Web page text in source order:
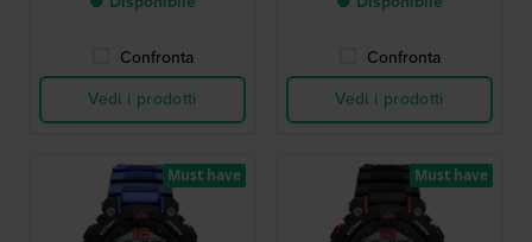
Confronta
Vedi i prodotti
Confronta
Vedi i prodotti
Must have Must have